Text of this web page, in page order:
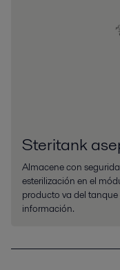
Steritank
Almacene con
esterilización en el
producto va del
información.